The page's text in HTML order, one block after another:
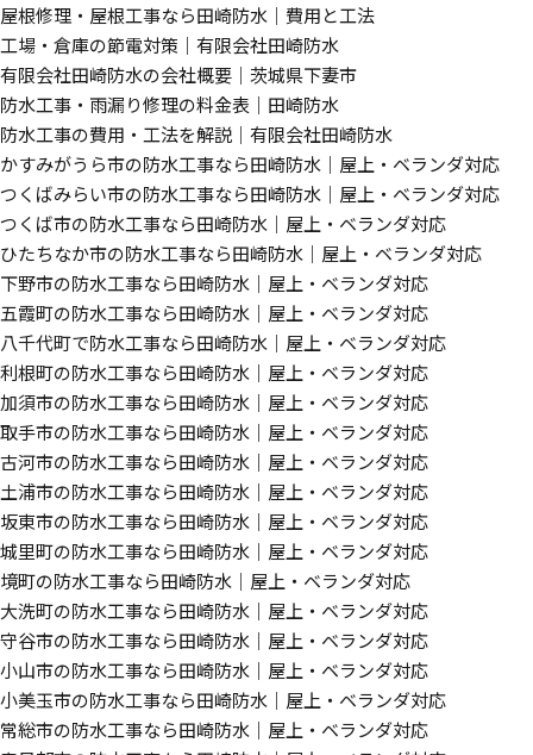
屋根修理・屋根工事なら田崎防水｜費用と工法
工場・倉庫の節電対策｜有限会社田崎防水
有限会社田崎防水の会社概要｜茨城県下妻市
防水工事・雨漏り修理の料金表｜田崎防水
防水工事の費用・工法を解説｜有限会社田崎防水
かすみがうら市の防水工事なら田崎防水｜屋上・ベランダ対応
つくばみらい市の防水工事なら田崎防水｜屋上・ベランダ対応
つくば市の防水工事なら田崎防水｜屋上・ベランダ対応
ひたちなか市の防水工事なら田崎防水｜屋上・ベランダ対応
下野市の防水工事なら田崎防水｜屋上・ベランダ対応
五霞町の防水工事なら田崎防水｜屋上・ベランダ対応
八千代町で防水工事なら田崎防水｜屋上・ベランダ対応
利根町の防水工事なら田崎防水｜屋上・ベランダ対応
加須市の防水工事なら田崎防水｜屋上・ベランダ対応
取手市の防水工事なら田崎防水｜屋上・ベランダ対応
古河市の防水工事なら田崎防水｜屋上・ベランダ対応
土浦市の防水工事なら田崎防水｜屋上・ベランダ対応
坂東市の防水工事なら田崎防水｜屋上・ベランダ対応
城里町の防水工事なら田崎防水｜屋上・ベランダ対応
境町の防水工事なら田崎防水｜屋上・ベランダ対応
大洗町の防水工事なら田崎防水｜屋上・ベランダ対応
守谷市の防水工事なら田崎防水｜屋上・ベランダ対応
小山市の防水工事なら田崎防水｜屋上・ベランダ対応
小美玉市の防水工事なら田崎防水｜屋上・ベランダ対応
常総市の防水工事なら田崎防水｜屋上・ベランダ対応